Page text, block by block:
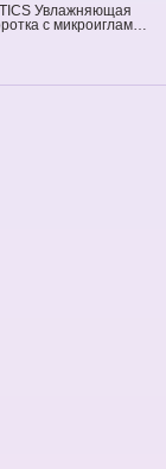
Увлажняющая
с микроиглами